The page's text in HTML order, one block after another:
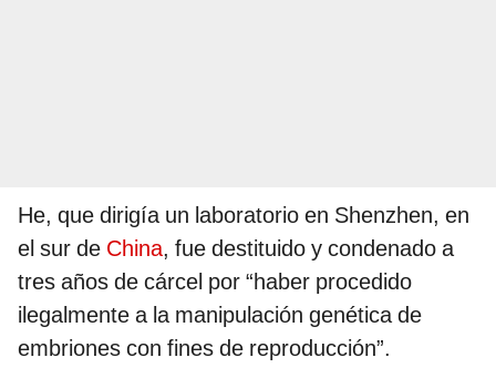
He, que dirigía un laboratorio en Shenzhen, en
el sur de China, fue destituido y condenado a
tres años de cárcel por “haber procedido
ilegalmente a la manipulación genética de
embriones con fines de reproducción”.